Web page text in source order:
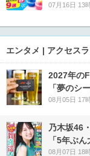
07月16日 13
エンタメ | アクセス
2027年の
「夢のシ
08月05日 17
乃木坂46
「5年ぶ
08月07日 18